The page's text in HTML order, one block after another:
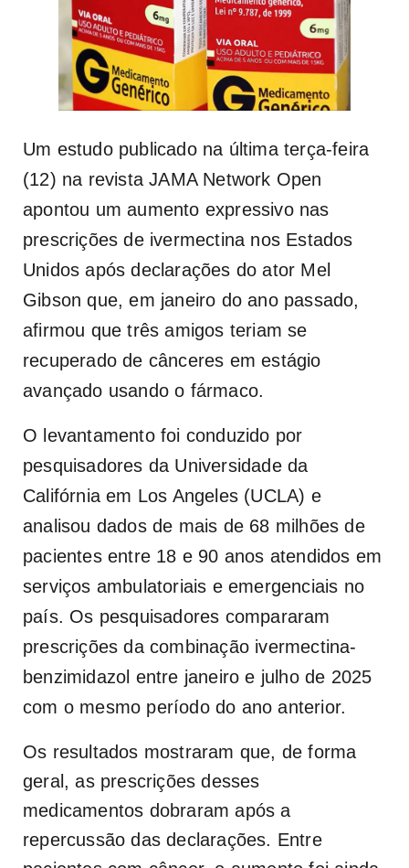
Um estudo publicado na última terça-feira
(12) na revista JAMA Network Open
apontou um aumento expressivo nas
prescrições de ivermectina nos Estados
Unidos após declarações do ator Mel
Gibson que, em janeiro do ano passado,
afirmou que três amigos teriam se
recuperado de cânceres em estágio
avançado usando o fármaco.
O levantamento foi conduzido por
pesquisadores da Universidade da
Califórnia em Los Angeles (UCLA) e
analisou dados de mais de 68 milhões de
pacientes entre 18 e 90 anos atendidos em
serviços ambulatoriais e emergenciais no
país. Os pesquisadores compararam
prescrições da combinação ivermectina-
benzimidazol entre janeiro e julho de 2025
com o mesmo período do ano anterior.
Os resultados mostraram que, de forma
geral, as prescrições desses
medicamentos dobraram após a
repercussão das declarações. Entre